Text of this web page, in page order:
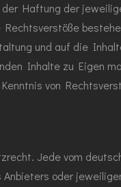
Haftung der
und auf die
Inhalte zu Eigen
von
Jede vom
oder